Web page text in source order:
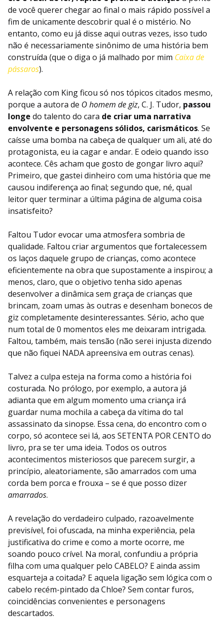
de você querer chegar ao final o mais rápido possível a
fim de unicamente descobrir qual é o mistério. No
entanto, como eu já disse aqui outras vezes, isso tudo
não é necessariamente sinônimo de uma história bem
construída (que o diga o já malhado por mim Caixa de
pássaros).
A relação com King ficou só nos tópicos citados mesmo,
porque a autora de O homem de giz, C. J. Tudor, passou
longe do talento do cara de criar uma narrativa
envolvente e personagens sólidos, carismáticos. Se
caísse uma bomba na cabeça de qualquer um ali, até do
protagonista, eu ia cagar e andar. E odeio quando isso
acontece. Cês acham que gosto de gongar livro aqui?
Primeiro, que gastei dinheiro com uma história que me
causou indiferença ao final; segundo que, né, qual
leitor quer terminar a última página de alguma coisa
insatisfeito?
Faltou Tudor evocar uma atmosfera sombria de
qualidade. Faltou criar argumentos que fortalecessem
os laços daquele grupo de crianças, como acontece
eficientemente na obra que supostamente a inspirou; a
menos, claro, que o objetivo tenha sido apenas
desenvolver a dinâmica sem graça de crianças que
brincam, zoam umas às outras e desenham bonecos de
giz completamente desinteressantes. Sério, acho que
num total de 0 momentos eles me deixaram intrigada.
Faltou, também, mais tensão (não serei injusta dizendo
que não fiquei NADA apreensiva em outras cenas).
Talvez a culpa esteja na forma como a história foi
costurada. No prólogo, por exemplo, a autora já
adianta que em algum momento uma criança irá
guardar numa mochila a cabeça da vítima do tal
assassinato da sinopse. Essa cena, do encontro com o
corpo, só acontece sei lá, aos SETENTA POR CENTO do
livro, pra se ter uma ideia. Todos os outros
acontecimentos misteriosos que parecem surgir, a
princípio, aleatoriamente, são amarrados com uma
corda bem porca e frouxa – se é que posso dizer
amarrados.
A revelação do verdadeiro culpado, razoavelmente
previsível, foi ofuscada, na minha experiência, pela
justificativa do crime e como a morte ocorre, me
soando pouco crível. Na moral, confundiu a própria
filha com uma qualquer pelo CABELO? E ainda assim
esquarteja a coitada? E aquela ligação sem lógica com o
cabelo recém-pintado da Chloe? Sem contar furos,
coincidências convenientes e personagens
descartados.